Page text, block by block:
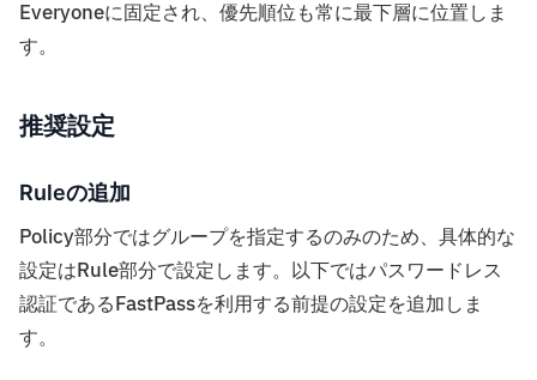
Everyoneに固定され、優先順位も常に最下層に位置しま
す。
推奨設定
Ruleの追加
Policy部分ではグループを指定するのみのため、具体的な
設定はRule部分で設定します。以下ではパスワードレス
認証であるFastPassを利用する前提の設定を追加しま
す。